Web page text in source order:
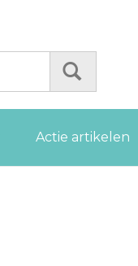
Actie artikelen